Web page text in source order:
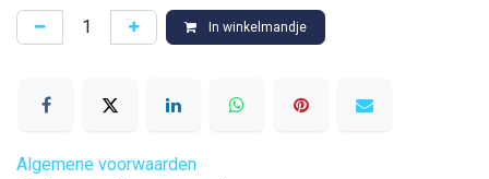
In winkelmandje
Algemene voorwaarden